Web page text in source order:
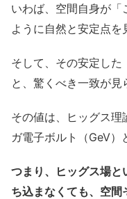
いわば、空間自身が「
ように自然と安定点を
そして、その安定した
と、驚くべき一致が見
その値は、ヒッグス
ガ電子ボルト（GeV）
つまり、ヒッグス場と
ち込まなくても、空